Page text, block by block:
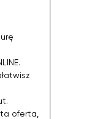
oferta,